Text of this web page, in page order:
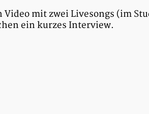
Video mit zwei Livesongs (im
ein kurzes Interview.